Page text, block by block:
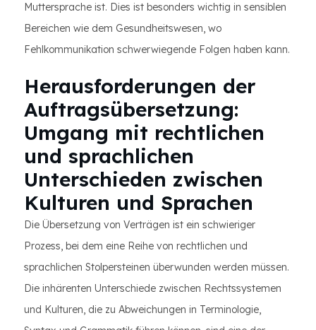
Muttersprache ist. Dies ist besonders wichtig in sensiblen
Bereichen wie dem Gesundheitswesen, wo
Fehlkommunikation schwerwiegende Folgen haben kann.
Herausforderungen der
Auftragsübersetzung:
Umgang mit rechtlichen
und sprachlichen
Unterschieden zwischen
Kulturen und Sprachen
Die Übersetzung von Verträgen ist ein schwieriger
Prozess, bei dem eine Reihe von rechtlichen und
sprachlichen Stolpersteinen überwunden werden müssen.
Die inhärenten Unterschiede zwischen Rechtssystemen
und Kulturen, die zu Abweichungen in Terminologie,